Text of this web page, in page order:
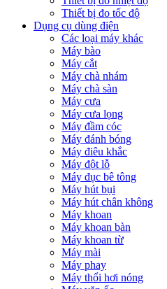
Thiết bị đo tốc độ
Dụng cụ dùng điện
Các loại máy khác
Máy bào
Máy cắt
Máy chà nhám
Máy chà sàn
Máy cưa
Máy cưa lọng
Máy đầm cóc
Máy đánh bóng
Máy điêu khắc
Máy đột lỗ
Máy đục bê tông
Máy hút bụi
Máy hút chân không
Máy khoan
Máy khoan bàn
Máy khoan từ
Máy mài
Máy phay
Máy thổi hơi nóng